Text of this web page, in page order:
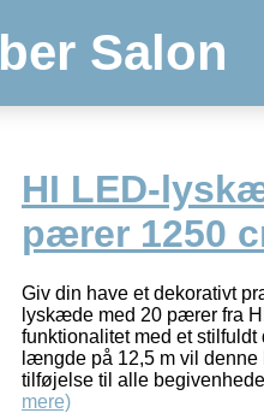
Salon
HI LED-
pærer 1250
Giv din have et dekorativt
lyskæde med 20 pærer fra
funktionalitet med et
længde på 12,5 m vil
tilføjelse til alle
mere)